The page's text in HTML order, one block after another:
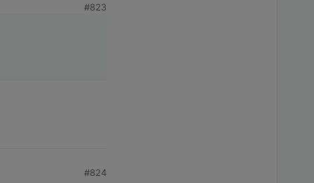
#823
#824